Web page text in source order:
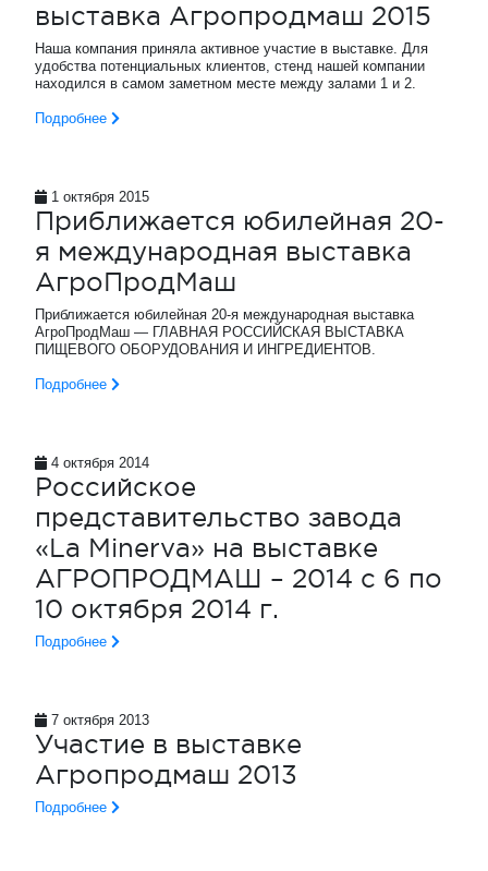
выставка Агропродмаш 2015
Наша компания приняла активное участие в выставке. Для
удобства потенциальных клиентов, стенд нашей компании
находился в самом заметном месте между залами 1 и 2.
Подробнее
1 октября 2015
Приближается юбилейная 20-
я международная выставка
АгроПродМаш
Приближается юбилейная 20-я международная выставка
АгроПродМаш — ГЛАВНАЯ РОССИЙСКАЯ ВЫСТАВКА
ПИЩЕВОГО ОБОРУДОВАНИЯ И ИНГРЕДИЕНТОВ.
Подробнее
4 октября 2014
Российское
представительство завода
«La Minerva» на выставке
АГРОПРОДМАШ – 2014 с 6 по
10 октября 2014 г.
Подробнее
7 октября 2013
Участие в выставке
Агропродмаш 2013
Подробнее